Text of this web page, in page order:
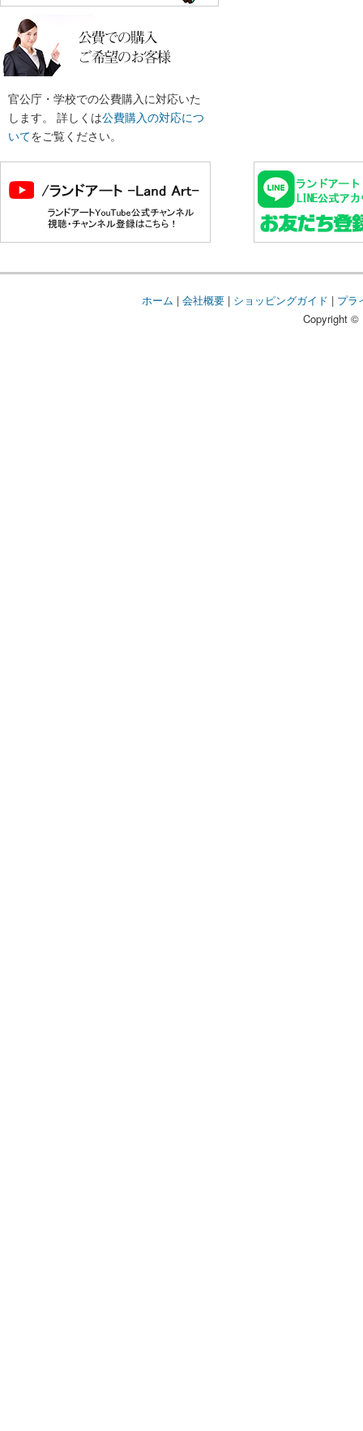
官公庁・学校での公費購入に対応いた
します。 詳しくは公費購入の対応につ
いてをご覧ください。
ホーム | 会社概要| ショッピングガイド | プラ
Copyright ©